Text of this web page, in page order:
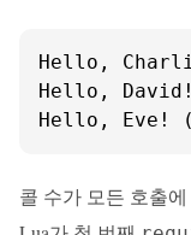
Hello,
Hello,
Hello, Eve!
콜 수가 모든 호출